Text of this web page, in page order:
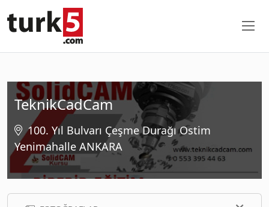
TeknikCadCam
100. Yıl Bulvarı Çeşme Durağı Ostim
Yenimahalle ANKARA